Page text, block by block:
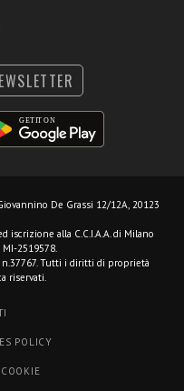
De Grassi 12/12A, 20123
iscrizione alla C.C.I.A.A. di Milano
MI-2519578.
n.37767. Tutti i diritti di proprietà
riservati.
POLICY